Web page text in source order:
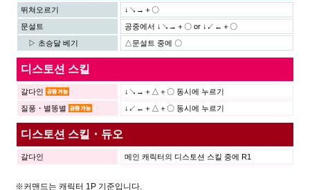
뛰쳐오르기
↓↘→＋〇
문설트
공중에서 ↓↘→＋〇 or ↓↙←＋〇
▷ 초승달 베기
△문설트 중에 〇
디스토션 스킬
갈다인
↓↘→＋△＋〇 동시에 누르기
질풍・별똥별
↓↙←＋△＋〇 동시에 누르기
디스토션 스킬・듀오
갈다인 메인 캐릭터의 디스토션 스킬 중에 R1
※커맨드는 캐릭터 1P 기준입니다.